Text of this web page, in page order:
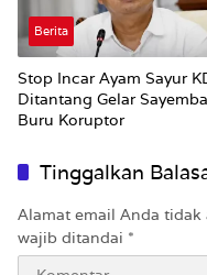
Berita
Stop Incar Ayam Sayur
Ditantang Gelar
Buru Koruptor
Tinggalkan
Alamat email Anda
wajib ditandai *